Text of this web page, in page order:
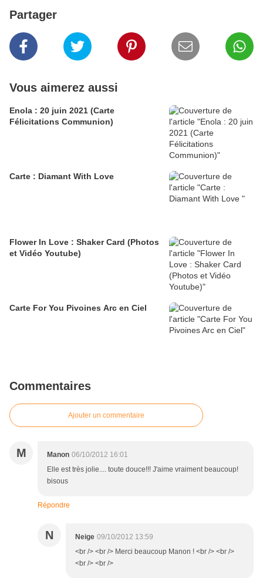
Partager
Vous aimerez aussi
Enola : 20 juin 2021 (Carte
Félicitations Communion)
Carte : Diamant With Love
Flower In Love : Shaker Card (Photos
et Vidéo Youtube)
Carte For You Pivoines Arc en Ciel
Commentaires
Ajouter un commentaire
M Manon 06/10/2012 16:01
Elle est très jolie.... toute douce!!! J'aime vraiment beaucoup!
bisous
Répondre
N Neige 09/10/2012 13:59
<br /> <br /> Merci beaucoup Manon ! <br /> <br />
<br /> <br />